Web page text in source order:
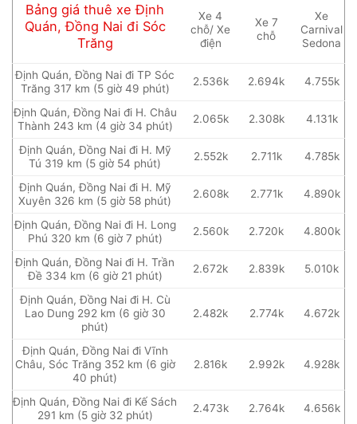
Bảng giá thuê xe Định
Quán, Đồng Nai đi Sóc
Trăng
Xe 4
chỗ/ Xe
điện
Xe 7
chỗ
Xe
Carnival
Sedona
Định Quán, Đồng Nai đi TP Sóc
Trăng 317 km (5 giờ 49 phút)
2.536k 2.694k 4.755k
Định Quán, Đồng Nai đi H. Châu
Thành 243 km (4 giờ 34 phút)
2.065k 2.308k 4.131k
Định Quán, Đồng Nai đi H. Mỹ
Tú 319 km (5 giờ 54 phút)
2.552k 2.711k 4.785k
Định Quán, Đồng Nai đi H. Mỹ
Xuyên 326 km (5 giờ 58 phút)
2.608k 2.771k 4.890k
Định Quán, Đồng Nai đi H. Long
Phú 320 km (6 giờ 7 phút)
2.560k 2.720k 4.800k
Định Quán, Đồng Nai đi H. Trần
Đề 334 km (6 giờ 21 phút)
2.672k 2.839k 5.010k
Định Quán, Đồng Nai đi H. Cù
Lao Dung 292 km (6 giờ 30
phút)
2.482k 2.774k 4.672k
Định Quán, Đồng Nai đi Vĩnh
Châu, Sóc Trăng 352 km (6 giờ
40 phút)
2.816k 2.992k 4.928k
Định Quán, Đồng Nai đi Kế Sách
291 km (5 giờ 32 phút)
2.473k 2.764k 4.656k